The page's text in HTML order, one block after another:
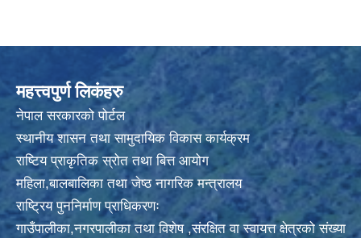
महत्त्वपुर्ण लिकंहरु
नेपाल सरकारको पोर्टल
स्थानीय शासन तथा सामुदायिक विकास कार्यक्रम
राष्टिय प्राकृतिक स्रोत तथा बित्त आयोग
महिला,बालबालिका तथा जेष्ठ नागरिक मन्त्रालय
राष्ट्रिय पुननिर्माण प्राधिकरणः
गाउँपालीका,नगरपालीका तथा विशेष ,संरक्षित वा स्वायत्त क्षेत्रको संख्या